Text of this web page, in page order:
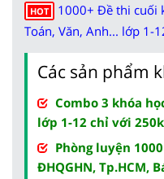
HOT
1000+ Đề thi cuối
Toán, Văn, Anh... lớp 1-
Các sản phẩm
Combo 3 khóa
lớp 1-12 chỉ với 250k
Phòng luyện
ĐHQGHN, Tp.HCM,